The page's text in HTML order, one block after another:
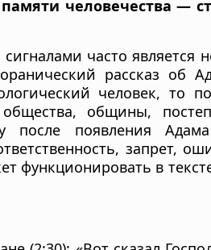
человечества —
часто является
рассказ об
человек, то
общины,
после появления
запрет,
функционировать в